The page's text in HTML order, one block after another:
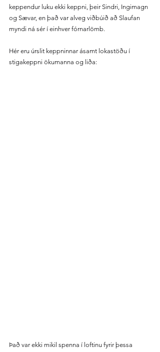
keppendur luku ekki keppni, þeir Sindri, Ingimagn
og Sævar, en það var alveg viðbúið að Slaufan
myndi ná sér í einhver fórnarlömb.
Hér eru úrslit keppninnar ásamt lokastöðu í
stigakeppni ökumanna og liða:
Það var ekki mikil spenna í loftinu fyrir þessa